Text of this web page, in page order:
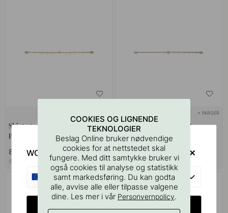
Skjøtestang Aveny - 600mm -
Polert Ubehandlet Messing
879 kr
+ FARGER
Skjøtestang Aveny - 600mm -
Eik/Polert Ubehandlet Messing
1 039 kr
På lager
COOKIES OG LIGNENDE
TEKNOLOGIER
Beslag Online bruker nødvendige
cookies for at nettstedet skal
fungere. Med ditt samtykke bruker vi
også cookies til analyse og statistikk
samt markedsføring. Du kan godta
alle, avvise alle eller tilpasse valgene
dine. Les mer i vår Personvernpolicy.
WOULD YOU RATHER VISIT?
EU